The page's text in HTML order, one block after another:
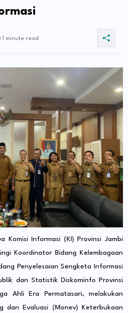
1 minute read
Komisi Informasi (KI) Provinsi Jambi
Koordinator Bidang Kelembagaan
Penyelesaian Sengketa Informasi
dan Statistik Diskominfo Provinsi
Ahli Era Permatasari, melakukan
dan Evaluasi (Monev) Keterbukaan